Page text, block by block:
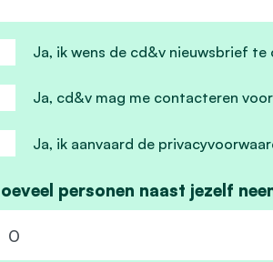
Ja, ik wens de cd&v nieuwsbrief te
Ja, cd&v mag me contacteren
Ja, ik aanvaard de
personen naast jezelf